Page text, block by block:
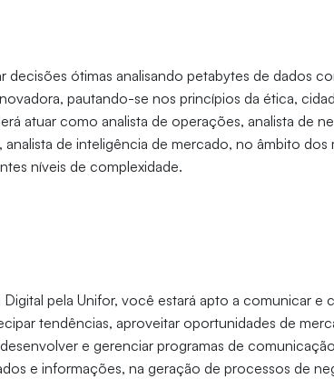
decisões ótimas analisando petabytes de dados
pautando-se nos princípios da ética,
atuar como analista de operações, analista de
de inteligência de mercado, no âmbito dos
níveis de complexidade.
pela Unifor, você estará apto a comunicar e
tendências, aproveitar oportunidades de
e gerenciar programas de
e informações, na geração de processos de